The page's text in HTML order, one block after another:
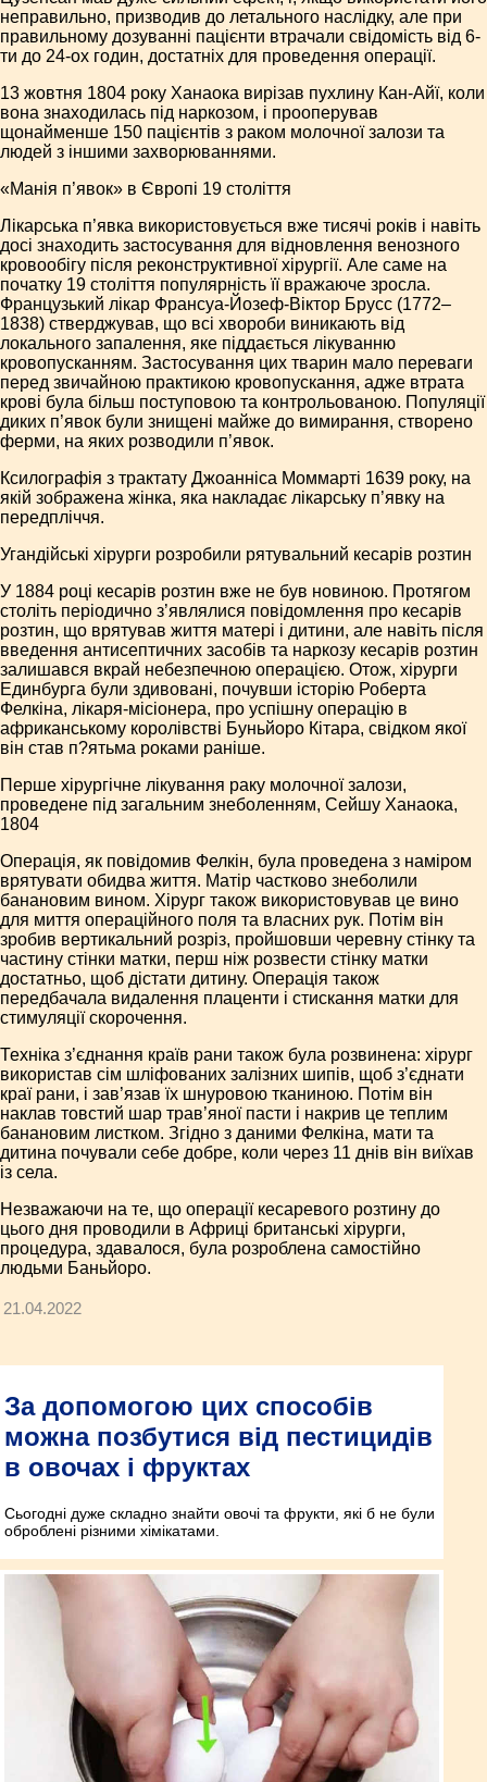
неправильно, призводив до летального наслідку, але при
правильному дозуванні пацієнти втрачали свідомість від 6-
ти до 24-ох годин, достатніх для проведення операції.
13 жовтня 1804 року Ханаока вирізав пухлину Кан-Айї, коли
вона знаходилась під наркозом, і прооперував
щонайменше 150 пацієнтів з раком молочної залози та
людей з іншими захворюваннями.
«Манія п’явок» в Європі 19 століття
Лікарська п’явка використовується вже тисячі років і навіть
досі знаходить застосування для відновлення венозного
кровообігу після реконструктивної хірургії. Але саме на
початку 19 століття популярність її вражаюче зросла.
Французький лікар Франсуа-Йозеф-Віктор Брусс (1772–
1838) стверджував, що всі хвороби виникають від
локального запалення, яке піддається лікуванню
кровопусканням. Застосування цих тварин мало переваги
перед звичайною практикою кровопускання, адже втрата
крові була більш поступовою та контрольованою. Популяції
диких п’явок були знищені майже до вимирання, створено
ферми, на яких розводили п’явок.
Ксилографія з трактату Джоанніса Моммарті 1639 року, на
якій зображена жінка, яка накладає лікарську п’явку на
передпліччя.
Угандійські хірурги розробили рятувальний кесарів розтин
У 1884 році кесарів розтин вже не був новиною. Протягом
століть періодично з’являлися повідомлення про кесарів
розтин, що врятував життя матері і дитини, але навіть після
введення антисептичних засобів та наркозу кесарів розтин
залишався вкрай небезпечною операцією. Отож, хірурги
Единбурга були здивовані, почувши історію Роберта
Фелкіна, лікаря-місіонера, про успішну операцію в
африканському королівстві Буньйоро Кітара, свідком якої
він став п?ятьма роками раніше.
Перше хірургічне лікування раку молочної залози,
проведене під загальним знеболенням, Сейшу Ханаока,
1804
Операція, як повідомив Фелкін, була проведена з наміром
врятувати обидва життя. Матір частково знеболили
банановим вином. Хірург також використовував це вино
для миття операційного поля та власних рук. Потім він
зробив вертикальний розріз, пройшовши черевну стінку та
частину стінки матки, перш ніж розвести стінку матки
достатньо, щоб дістати дитину. Операція також
передбачала видалення плаценти і стискання матки для
стимуляції скорочення.
Техніка з’єднання країв рани також була розвинена: хірург
використав сім шліфованих залізних шипів, щоб з’єднати
краї рани, і зав’язав їх шнуровою тканиною. Потім він
наклав товстий шар трав’яної пасти і накрив це теплим
банановим листком. Згідно з даними Фелкіна, мати та
дитина почували себе добре, коли через 11 днів він виїхав
із села.
Незважаючи на те, що операції кесаревого розтину до
цього дня проводили в Африці британські хірурги,
процедура, здавалося, була розроблена самостійно
людьми Баньйоро.
21.04.2022
За допомогою цих способів
можна позбутися від пестицидів
в овочах і фруктах
Сьогодні дуже складно знайти овочі та фрукти, які б не були
оброблені різними хімікатами.